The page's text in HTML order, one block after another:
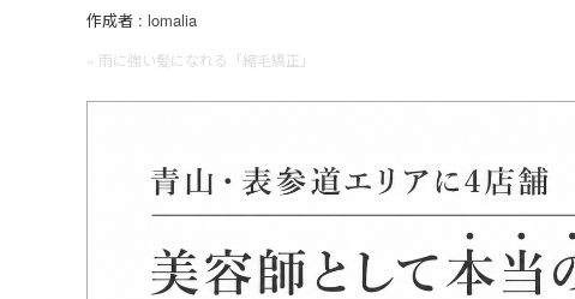
作成者 : lomalia
« 雨に強い髪になれる「縮毛矯正」